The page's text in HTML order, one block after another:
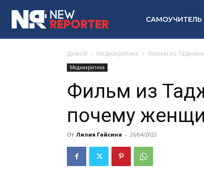
САМОУЧИТЕЛЬ
Домой Медиакритика Фильм из
Медиакритика
Фильм из
почему
От Лилия Гайсина - 26/04/2022